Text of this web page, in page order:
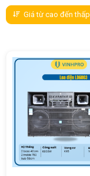
Giá từ cao đến thấp